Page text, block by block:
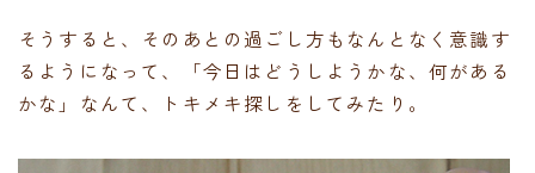
そうすると、そのあとの過ごし方もなんとなく意識す
るようになって、「今日はどうしようかな、何がある
かな」なんて、トキメキ探しをしてみたり。